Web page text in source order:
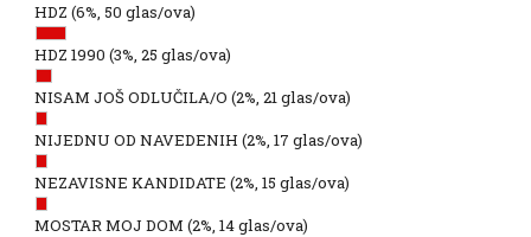
HDZ (6%, 50 glas/ova)
HDZ 1990 (3%, 25 glas/ova)
NISAM JOŠ ODLUČILA/O (2%, 21 glas/ova)
NIJEDNU OD NAVEDENIH (2%, 17 glas/ova)
NEZAVISNE KANDIDATE (2%, 15 glas/ova)
MOSTAR MOJ DOM (2%, 14 glas/ova)